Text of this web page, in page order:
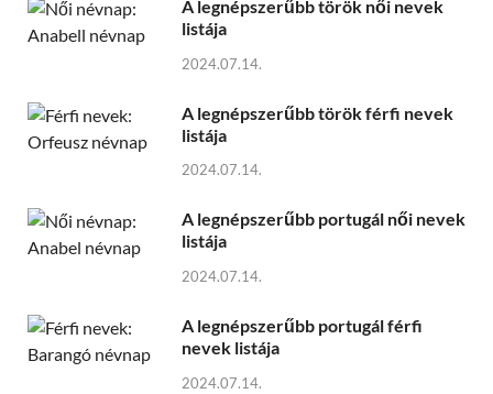
A legnépszerűbb török női nevek
listája
2024.07.14.
A legnépszerűbb török férfi nevek
listája
2024.07.14.
A legnépszerűbb portugál női nevek
listája
2024.07.14.
A legnépszerűbb portugál férfi
nevek listája
2024.07.14.